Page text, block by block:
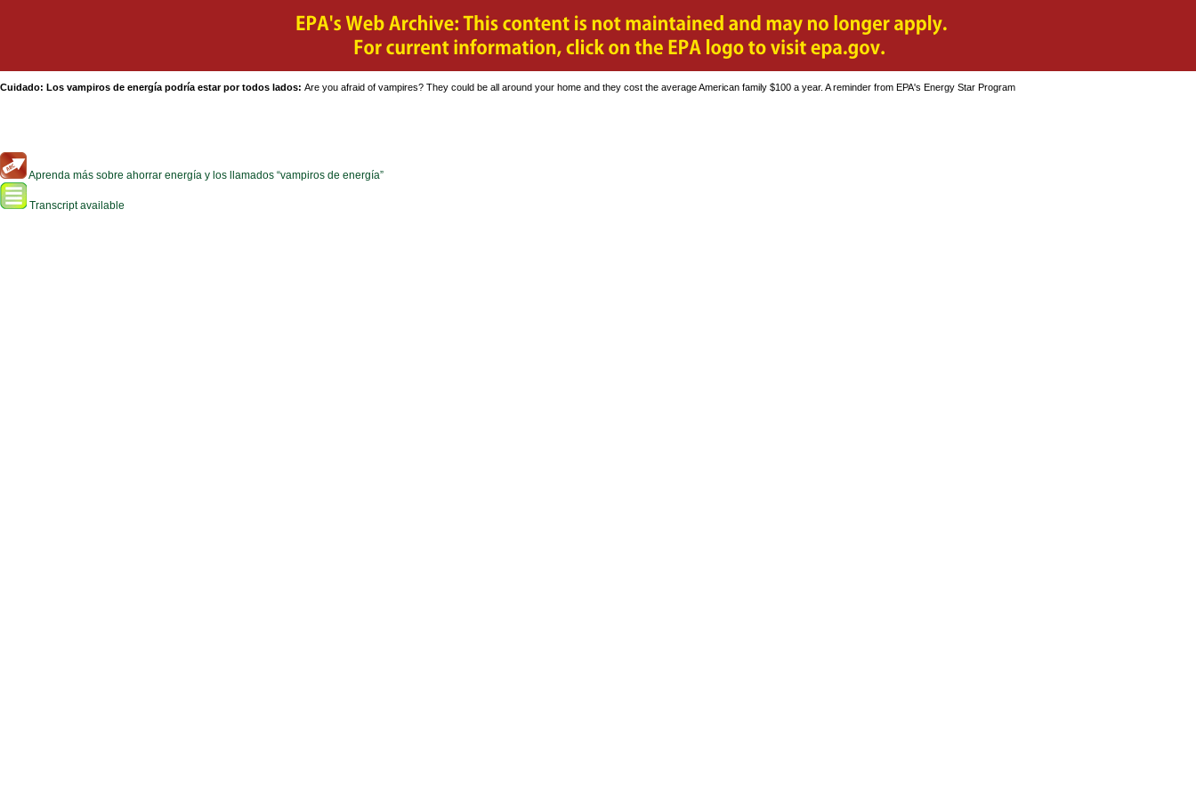
Cuidado: Los vampiros de energía podría estar por todos lados: Are you afraid of vampires? They could be all around your home and they cost the average American family $100 a year. A reminder from EPA's Energy Star Program
Aprenda más sobre ahorrar energía y los llamados “vampiros de energía”
Transcript available